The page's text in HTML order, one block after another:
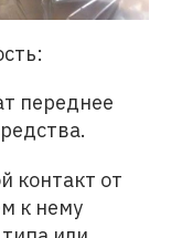
переднее
контакт от
к нему